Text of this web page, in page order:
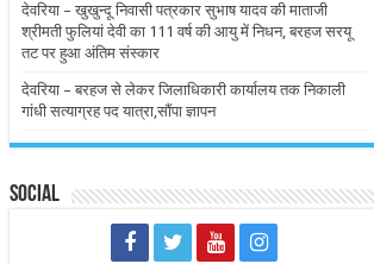
देवरिया – खुखुन्दू निवासी पत्रकार सुभाष यादव की माताजी
श्रीमती फुलियां देवी का 111 वर्ष की आयु में निधन, बरहज सरयू
तट पर हुआ अंतिम संस्कार
देवरिया – बरहज से लेकर जिलाधिकारी कार्यालय तक निकाली
गांधी सत्याग्रह पद यात्रा,सौंपा ज्ञापन
Social